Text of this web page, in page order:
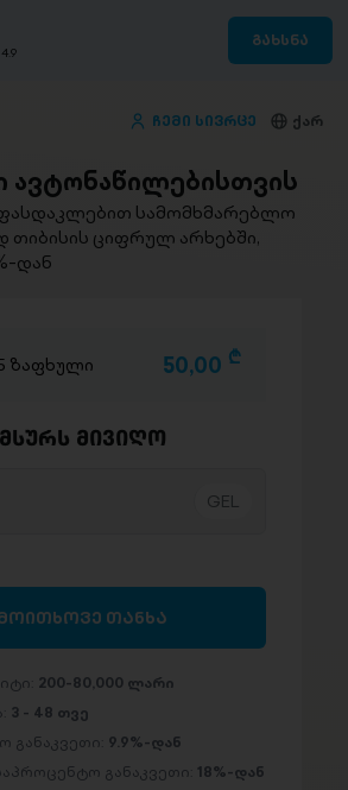
4.9
გახსნა
ჩემი სივრცე ქარ
ავტონაწილებისთვის
სამომხმარებლო
თიბისის ციფრულ არხებში,
დან
ზაფხული 50,00 D
მსურს მივიღო
თანხა
200-80,000 ლარი
3 - 48 თვე
განაკვეთი: 9.9%-დან
განაკვეთი: 18%-დან